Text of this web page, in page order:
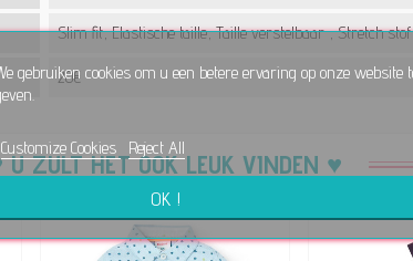
Slim fit, Elastische taille, Taille verstelbaar , Stretch stof
20€
ZULT HET OOK LEUK VINDEN ♥
gebruiken cookies om u een betere ervaring op onze website
Customize Cookies Reject All
OK !